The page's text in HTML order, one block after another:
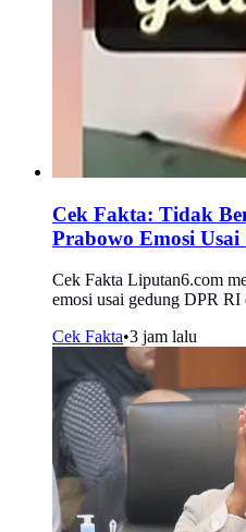
Cek Fakta: Tidak
Prabowo Emosi
Cek Fakta Liputan6.com
emosi usai gedung DPR
Cek Fakta•3 jam lalu